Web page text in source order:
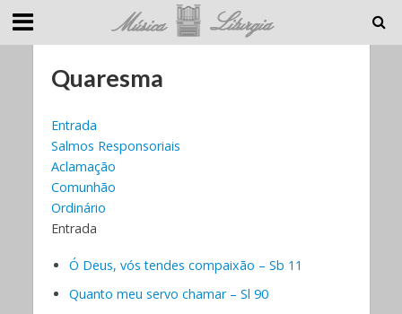
Quaresma
Entrada
Salmos Responsoriais
Aclamação
Comunhão
Ordinário
Entrada
Ó Deus, vós tendes compaixão – Sb 11
Quanto meu servo chamar – Sl 90